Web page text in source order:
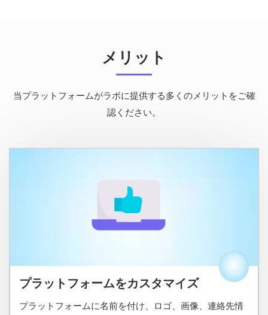
メリット
当プラットフォームがラボに提供する多くのメリットをご確
認ください。
プラットフォームをカスタマイズ
プラットフォームに名前を付け、ロゴ、画像、連絡先情